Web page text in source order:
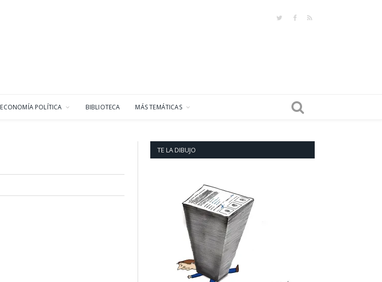
TwitterFacebook
RSS
ECONOMÍA POLÍTICA BIBLIOTECA MÁS TEMÁTICAS
TE LA DIBUJO